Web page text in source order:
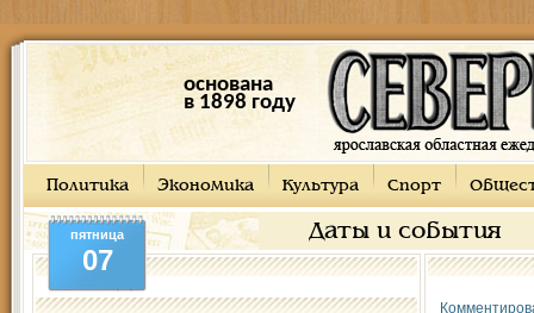
основана
в 1898 году
Политика Экономика Культура Спорт
Даты и события
пятница
07